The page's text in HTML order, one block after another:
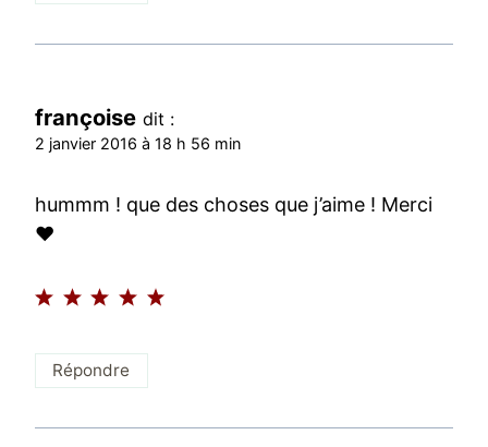
françoise dit :
2 janvier 2016 à 18 h 56 min
hummm ! que des choses que j’aime ! Merci
♥
Répondre